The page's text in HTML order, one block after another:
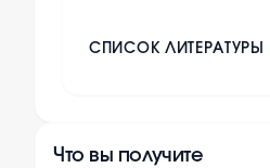
СПИСОК ЛИТЕРАТУРЫ
Что вы получите